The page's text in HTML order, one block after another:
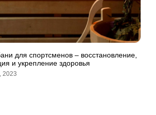
для спортсменов – восстановление,
и укрепление здоровья
2023